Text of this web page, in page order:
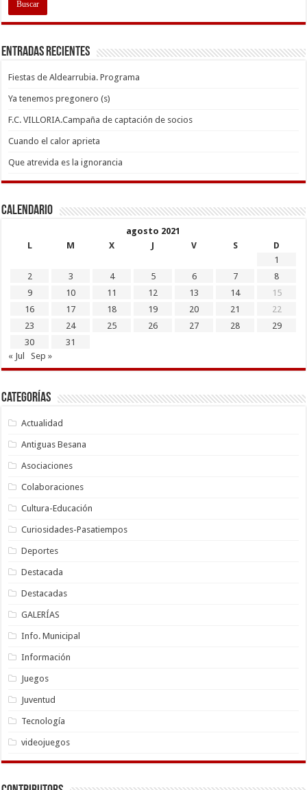
Entradas recientes
Fiestas de Aldearrubia. Programa
Ya tenemos pregonero (s)
F.C. VILLORIA.Campaña de captación de socios
Cuando el calor aprieta
Que atrevida es la ignorancia
Calendario
agosto 2021
L
M X J V S
D
1
2
3 4 5 6 7
8
9
10 11 12 13 14
15
16
17 18 19 20 21
22
23
24 25 26 27 28
29
30
31
« Jul
Sep »
Categorías
Actualidad
Antiguas Besana
Asociaciones
Colaboraciones
Cultura-Educación
Curiosidades-Pasatiempos
Deportes
Destacada
Destacadas
GALERÍAS
Info. Municipal
Información
Juegos
Juventud
Tecnología
videojuegos